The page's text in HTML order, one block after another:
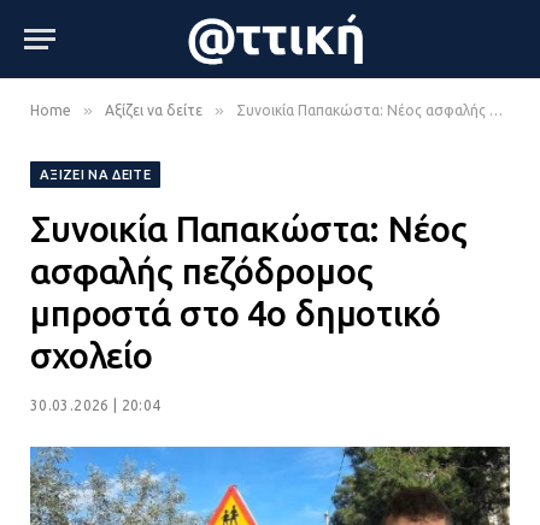
Home » Αξίζει να δείτε » Συνοικία Παπακώστα: Νέος ασφαλής πεζόδρομος μπροστά στο 4ο δημοτικό σχολείο
ΑΞΊΖΕΙ ΝΑ ΔΕΊΤΕ
Συνοικία Παπακώστα: Νέος
ασφαλής πεζόδρομος
μπροστά στο 4ο δημοτικό
σχολείο
30.03.2026 | 20:04